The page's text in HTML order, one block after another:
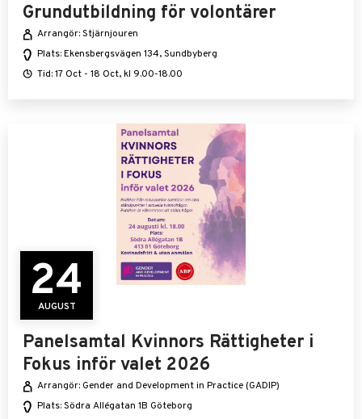
Grundutbildning för volontärer
Arrangör: Stjärnjouren
Plats: Ekensbergsvägen 134, Sundbyberg
Tid: 17 Oct - 18 Oct, kl 9.00-18.00
24
AUGUST
Panelsamtal Kvinnors Rättigheter i
Fokus inför valet 2026
Arrangör: Gender and Development in Practice (GADIP)
Plats: Södra Allégatan 1B Göteborg